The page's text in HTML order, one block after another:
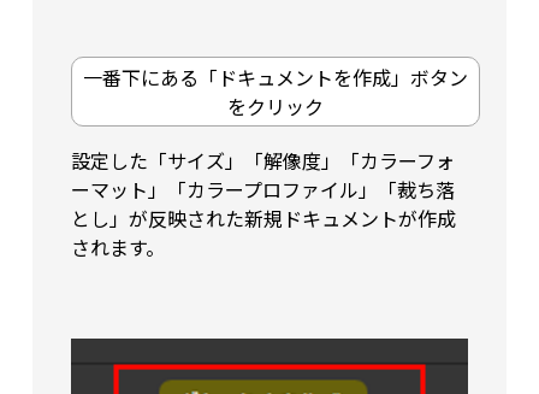
一番下にある「ドキュメントを作成」ボタン
をクリック
設定した「サイズ」「解像度」「カラーフォ
ーマット」「カラープロファイル」「裁ち落
とし」が反映された新規ドキュメントが作成
されます。